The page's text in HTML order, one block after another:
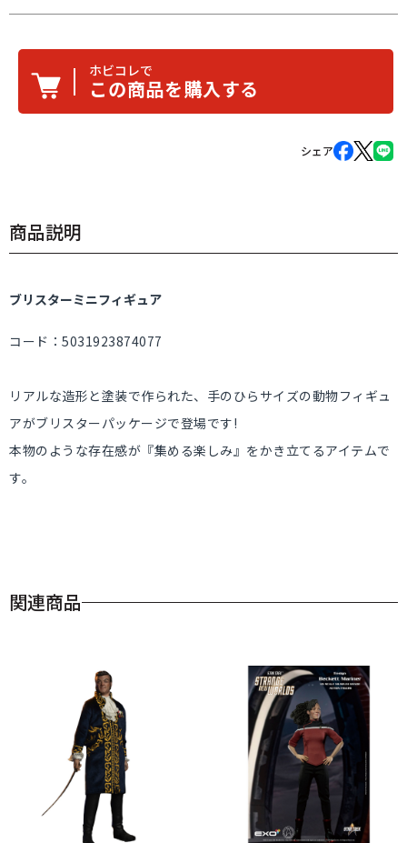
ホビコレで
この商品を購入する
シェア
商品説明
ブリスターミニフィギュア
コード：5031923874077
リアルな造形と塗装で作られた、手のひらサイズの動物フィギュ
アがブリスターパッケージで登場です!
本物のような存在感が『集める楽しみ』をかき立てるアイテムで
す。
関連商品